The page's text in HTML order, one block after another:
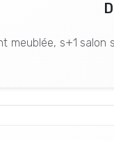
meublée, s+1